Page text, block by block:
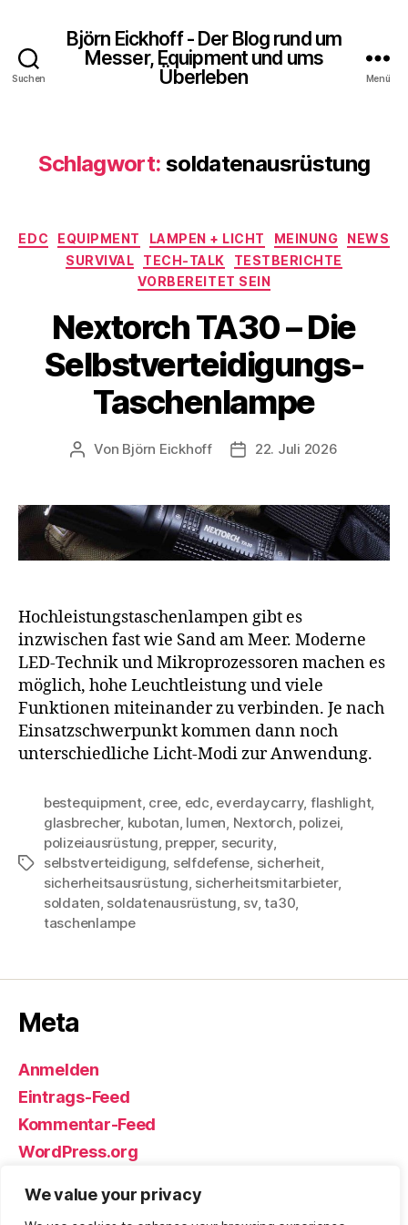
We value your privacy
Suchen
Björn Eickhoff - Der Blog rund um
Messer, Equipment und ums
Überleben
Menü
Schlagwort: soldatenausrüstung
Kategorien
EDC EQUIPMENT LAMPEN + LICHT MEINUNG
NEWS
SURVIVAL
TECH-TALK
TESTBERICHTE
VORBEREITET SEIN
Nextorch TA30 – Die
Selbstverteidigungs-
Taschenlampe
Beitragsautor
Von Björn Eickhoff Veröffentlichungsdatum
22. Juli 2026
Hochleistungstaschenlampen gibt es
inzwischen fast wie Sand am Meer. Moderne
LED-Technik und Mikroprozessoren machen es
möglich, hohe Leuchtleistung und viele
Funktionen miteinander zu verbinden. Je nach
Einsatzschwerpunkt kommen dann noch
unterschiedliche Licht-Modi zur Anwendung.
Schlagwörter
bestequipment, cree edc everdaycarry, flashlight,
glasbrecher, kubotan lumen Nextorch polizei
polizeiausrüstung prepper, security,
selbstverteidigung selfdefense sicherheit
sicherheitsausrüstung sicherheitsmitarbieter,
soldaten soldatenausrüstung sv,ta30
taschenlampe
Meta
Anmelden
Eintrags-Feed
Kommentar-Feed
WordPress.org